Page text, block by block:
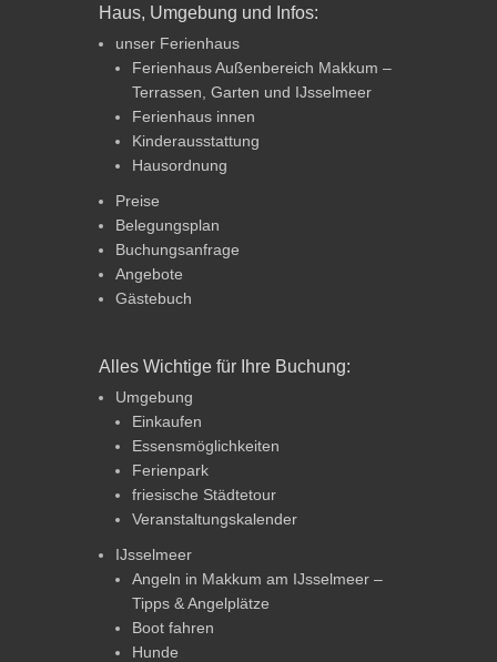
Haus, Umgebung und Infos:
unser Ferienhaus
Ferienhaus Außenbereich Makkum –
Terrassen, Garten und IJsselmeer
Ferienhaus innen
Kinderausstattung
Hausordnung
Preise
Belegungsplan
Buchungsanfrage
Angebote
Gästebuch
Alles Wichtige für Ihre Buchung:
Umgebung
Einkaufen
Essensmöglichkeiten
Ferienpark
friesische Städtetour
Veranstaltungskalender
IJsselmeer
Angeln in Makkum am IJsselmeer –
Tipps & Angelplätze
Boot fahren
Hunde